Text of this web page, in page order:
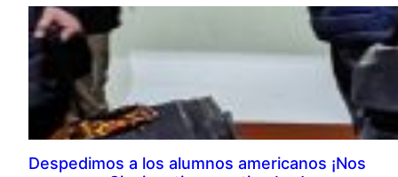
Despedimos a los alumnos americanos ¡Nos